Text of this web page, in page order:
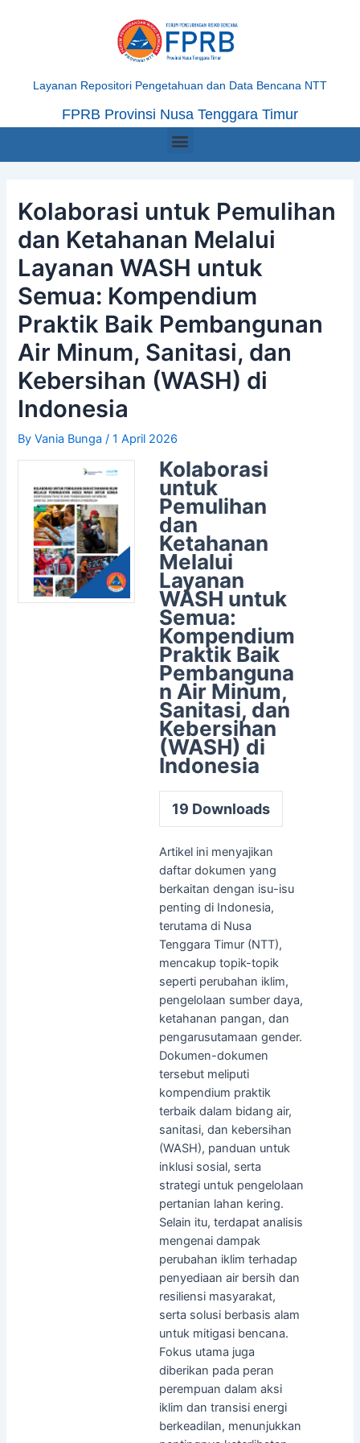
Layanan Repositori Pengetahuan dan Data Bencana NTT
FPRB Provinsi Nusa Tenggara Timur
Menu
Kolaborasi untuk Pemulihan
dan Ketahanan Melalui
Layanan WASH untuk
Semua: Kompendium
Praktik Baik Pembangunan
Air Minum, Sanitasi, dan
Kebersihan (WASH) di
Indonesia
ByVania Bunga/1 April 2026
Kolaborasi
untuk
Pemulihan
dan
Ketahanan
Melalui
Layanan
WASH untuk
Semua:
Kompendium
Praktik Baik
Pembanguna
n Air Minum,
Sanitasi, dan
Kebersihan
(WASH) di
Indonesia
19 Downloads
Artikel ini menyajikan
daftar dokumen yang
berkaitan dengan isu-isu
penting di Indonesia,
terutama di Nusa
Tenggara Timur (NTT),
mencakup topik-topik
seperti perubahan iklim,
pengelolaan sumber daya,
ketahanan pangan, dan
pengarusutamaan gender.
Dokumen-dokumen
tersebut meliputi
kompendium praktik
terbaik dalam bidang air,
sanitasi, dan kebersihan
(WASH), panduan untuk
inklusi sosial, serta
strategi untuk pengelolaan
pertanian lahan kering.
Selain itu, terdapat analisis
mengenai dampak
perubahan iklim terhadap
penyediaan air bersih dan
resiliensi masyarakat,
serta solusi berbasis alam
untuk mitigasi bencana.
Fokus utama juga
diberikan pada peran
perempuan dalam aksi
iklim dan transisi energi
berkeadilan, menunjukkan